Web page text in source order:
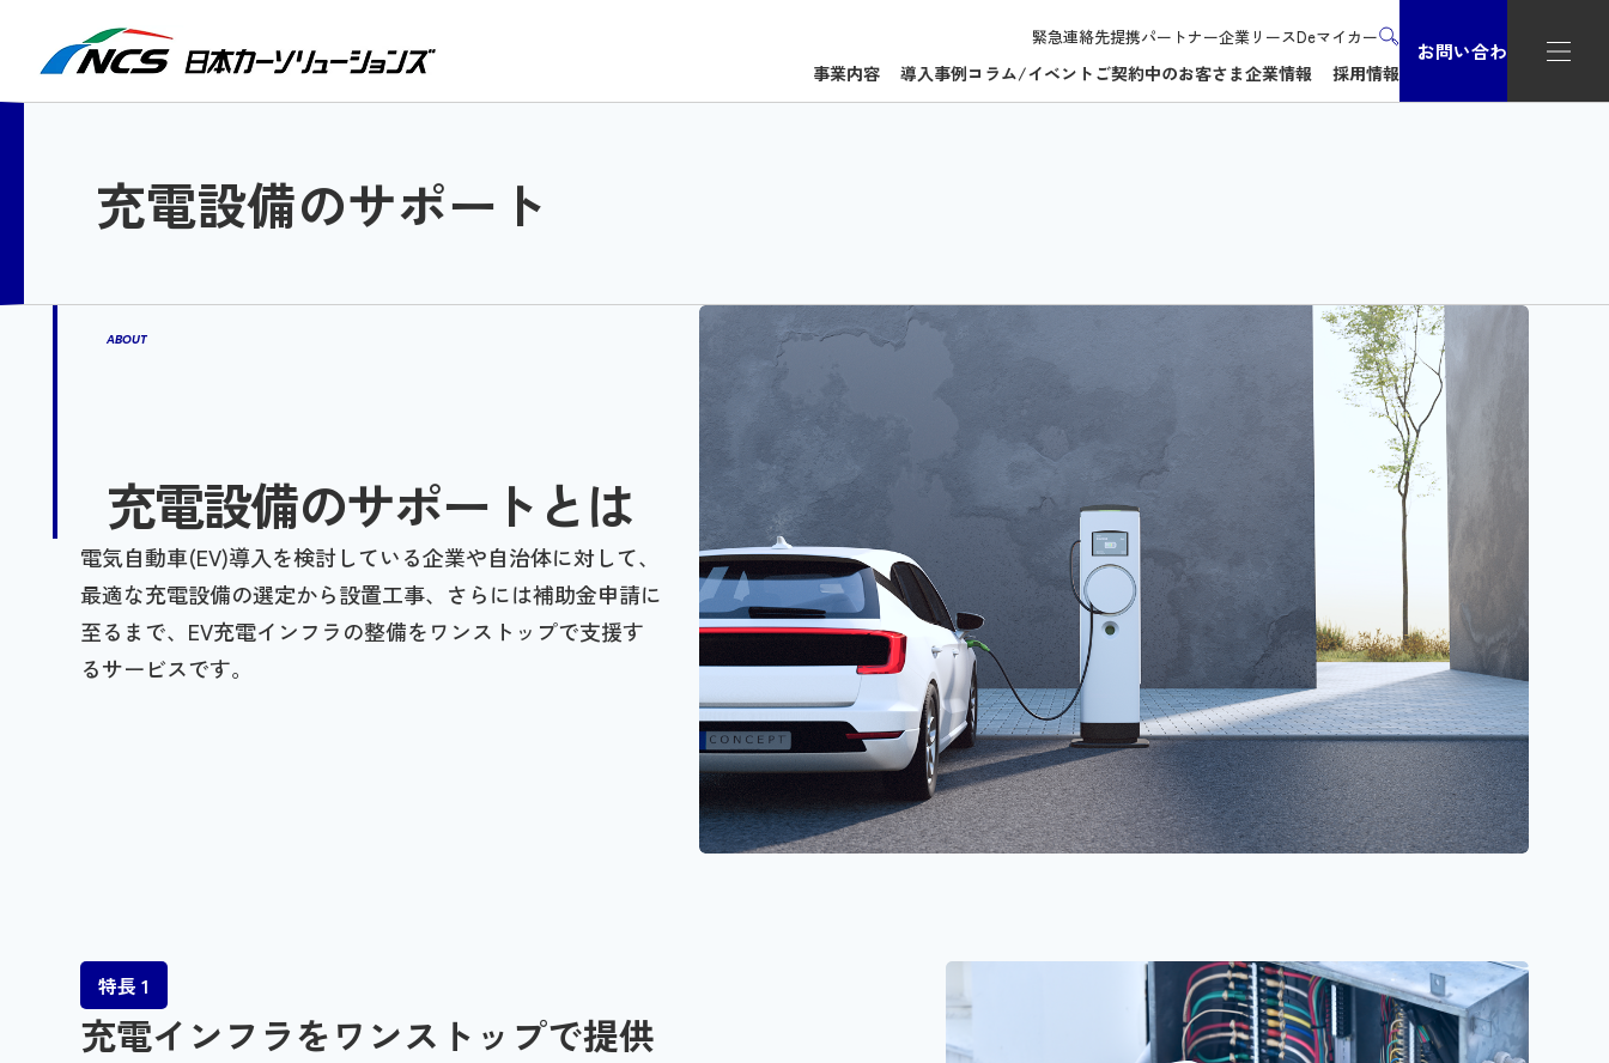
緊急連絡先提携パートナー企業 リースDeマイカー
事業内容 導入事例コラム/イベント ご契約中のお客さま企業情報 採用情報
お問い合わせ
充電設備のサポート
ABOUT
充電設備のサポートとは
電気自動車(EV)導入を検討している企業や自治体に対して、
最適な充電設備の選定から設置工事、さらには補助金申請に
至るまで、EV充電インフラの整備をワンストップで支援す
るサービスです。
特長 1
充電インフラをワンストップで提供